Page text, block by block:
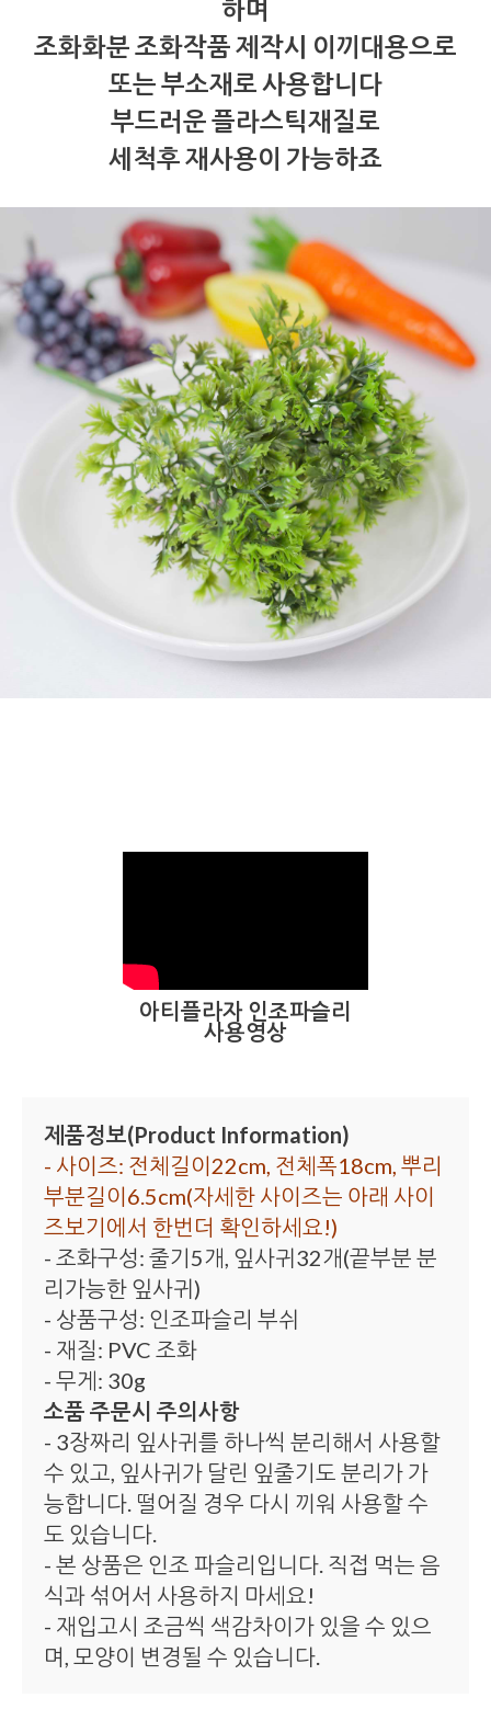
하며
조화화분 조화작품 제작시 이끼대용으로
또는 부소재로 사용합니다
부드러운 플라스틱재질로
세척후 재사용이 가능하죠
아티플라자 인조파슬리
사용영상
제품정보(Product Information)
- 사이즈: 전체길이22cm, 전체폭18cm, 뿌리
부분길이6.5cm(자세한 사이즈는 아래 사이
즈보기에서 한번더 확인하세요!)
- 조화구성: 줄기5개, 잎사귀32개(끝부분 분
리가능한 잎사귀)
- 상품구성: 인조파슬리 부쉬
- 재질: PVC 조화
- 무게: 30g
소품 주문시 주의사항
- 3장짜리 잎사귀를 하나씩 분리해서 사용할
수 있고, 잎사귀가 달린 잎줄기도 분리가 가
능합니다. 떨어질 경우 다시 끼워 사용할 수
도 있습니다.
- 본 상품은 인조 파슬리입니다. 직접 먹는 음
식과 섞어서 사용하지 마세요!
- 재입고시 조금씩 색감차이가 있을 수 있으
며, 모양이 변경될 수 있습니다.